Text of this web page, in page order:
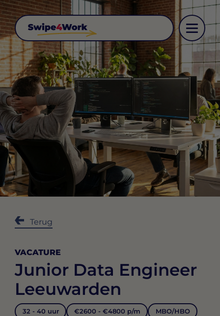
Terug
VACATURE
Junior Data Engineer
Leeuwarden
32 - 40 uur €2600 - €4800 p/m MBO/HBO